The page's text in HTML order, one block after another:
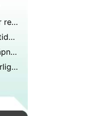
Er det ok å ha 100,7 feber etter rekonstruksjonsoperasjon?
Hva du bør vite om den beste tiden Få en epidural
Hvilken anatomisk struktur er åpningen som lar ryggmargen passere fra resten av hjernen?
Hva om det er moderat til alvorlig ryggmargsstenose?